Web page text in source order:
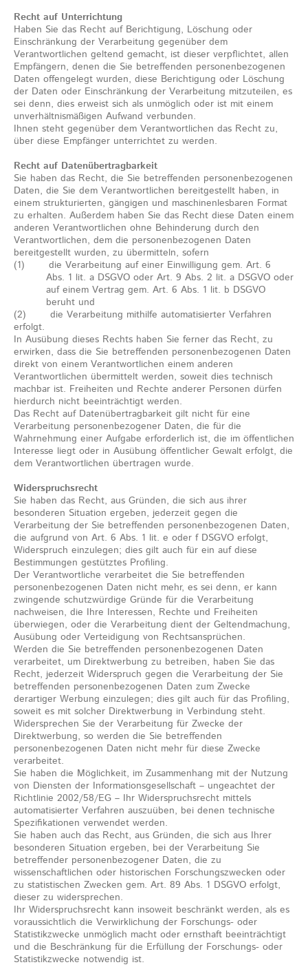
Recht auf Unterrichtung
Haben Sie das Recht auf Berichtigung, Löschung oder
Einschränkung der Verarbeitung gegenüber dem
Verantwortlichen geltend gemacht, ist dieser verpflichtet, allen
Empfängern, denen die Sie betreffenden personenbezogenen
Daten offengelegt wurden, diese Berichtigung oder Löschung
der Daten oder Einschränkung der Verarbeitung mitzuteilen, es
sei denn, dies erweist sich als unmöglich oder ist mit einem
unverhältnismäßigen Aufwand verbunden.
Ihnen steht gegenüber dem Verantwortlichen das Recht zu,
über diese Empfänger unterrichtet zu werden.
Recht auf Datenübertragbarkeit
Sie haben das Recht, die Sie betreffenden personenbezogenen
Daten, die Sie dem Verantwortlichen bereitgestellt haben, in
einem strukturierten, gängigen und maschinenlesbaren Format
zu erhalten. Außerdem haben Sie das Recht diese Daten einem
anderen Verantwortlichen ohne Behinderung durch den
Verantwortlichen, dem die personenbezogenen Daten
bereitgestellt wurden, zu übermitteln, sofern
(1) die Verarbeitung auf einer Einwilligung gem. Art. 6
Abs. 1 lit. a DSGVO oder Art. 9 Abs. 2 lit. a DSGVO oder
auf einem Vertrag gem. Art. 6 Abs. 1 lit. b DSGVO
beruht und
(2) die Verarbeitung mithilfe automatisierter Verfahren
erfolgt.
In Ausübung dieses Rechts haben Sie ferner das Recht, zu
erwirken, dass die Sie betreffenden personenbezogenen Daten
direkt von einem Verantwortlichen einem anderen
Verantwortlichen übermittelt werden, soweit dies technisch
machbar ist. Freiheiten und Rechte anderer Personen dürfen
hierdurch nicht beeinträchtigt werden.
Das Recht auf Datenübertragbarkeit gilt nicht für eine
Verarbeitung personenbezogener Daten, die für die
Wahrnehmung einer Aufgabe erforderlich ist, die im öffentlichen
Interesse liegt oder in Ausübung öffentlicher Gewalt erfolgt, die
dem Verantwortlichen übertragen wurde.
Widerspruchsrecht
Sie haben das Recht, aus Gründen, die sich aus ihrer
besonderen Situation ergeben, jederzeit gegen die
Verarbeitung der Sie betreffenden personenbezogenen Daten,
die aufgrund von Art. 6 Abs. 1 lit. e oder f DSGVO erfolgt,
Widerspruch einzulegen; dies gilt auch für ein auf diese
Bestimmungen gestütztes Profiling.
Der Verantwortliche verarbeitet die Sie betreffenden
personenbezogenen Daten nicht mehr, es sei denn, er kann
zwingende schutzwürdige Gründe für die Verarbeitung
nachweisen, die Ihre Interessen, Rechte und Freiheiten
überwiegen, oder die Verarbeitung dient der Geltendmachung,
Ausübung oder Verteidigung von Rechtsansprüchen.
Werden die Sie betreffenden personenbezogenen Daten
verarbeitet, um Direktwerbung zu betreiben, haben Sie das
Recht, jederzeit Widerspruch gegen die Verarbeitung der Sie
betreffenden personenbezogenen Daten zum Zwecke
derartiger Werbung einzulegen; dies gilt auch für das Profiling,
soweit es mit solcher Direktwerbung in Verbindung steht.
Widersprechen Sie der Verarbeitung für Zwecke der
Direktwerbung, so werden die Sie betreffenden
personenbezogenen Daten nicht mehr für diese Zwecke
verarbeitet.
Sie haben die Möglichkeit, im Zusammenhang mit der Nutzung
von Diensten der Informationsgesellschaft – ungeachtet der
Richtlinie 2002/58/EG – Ihr Widerspruchsrecht mittels
automatisierter Verfahren auszuüben, bei denen technische
Spezifikationen verwendet werden.
Sie haben auch das Recht, aus Gründen, die sich aus Ihrer
besonderen Situation ergeben, bei der Verarbeitung Sie
betreffender personenbezogener Daten, die zu
wissenschaftlichen oder historischen Forschungszwecken oder
zu statistischen Zwecken gem. Art. 89 Abs. 1 DSGVO erfolgt,
dieser zu widersprechen.
Ihr Widerspruchsrecht kann insoweit beschränkt werden, als es
voraussichtlich die Verwirklichung der Forschungs- oder
Statistikzwecke unmöglich macht oder ernsthaft beeinträchtigt
und die Beschränkung für die Erfüllung der Forschungs- oder
Statistikzwecke notwendig ist.